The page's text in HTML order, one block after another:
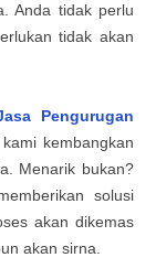
Anda tidak perlu
tidak akan
Pengurugan
kembangkan
. Menarik bukan?
solusi
akan dikemas
akan sirna.